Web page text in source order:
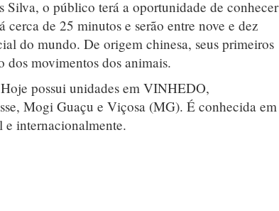
o público terá a oportunidade de conhecer
de 25 minutos e serão entre nove e dez
do mundo. De origem chinesa, seus primeiros
dos movimentos dos animais.
possui unidades em VINHEDO,
Mogi Guaçu e Viçosa (MG). É conhecida em
e internacionalmente.